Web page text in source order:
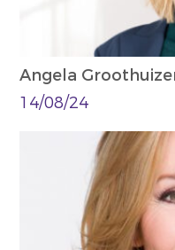
Angela
14/08/24